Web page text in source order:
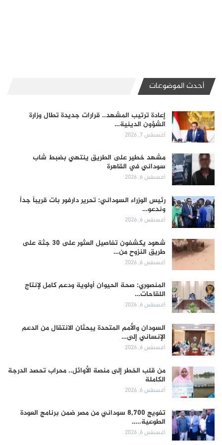
أحدث الموضوعات
إعادة ترتيب المشهد.. قرارات جديدة تطال وزارة
الشؤون الدينية…
أغسطس 7, 2026
مشهد خطير على الطريق ينتهي بضبط شاب
سوداني في القاهرة
أغسطس 6, 2026
رئيس الوزراء السوداني: تحرير دارفور بات قريباً جداً
وندعو…
أغسطس 6, 2026
شهود يكشفون تفاصيل العثور على 30 جثة على
طريق النزوح من…
أغسطس 6, 2026
المنصوري: صحة الحيوان أولوية ودعم كامل لإنتاج
اللقاحات…
أغسطس 6, 2026
السودان والأمم المتحدة يبحثان الانتقال من الدعم
الإنساني إلى…
أغسطس 6, 2026
من قلب الخطر إلى منصة الأوائل.. محراب تحصد الدرجة
الكاملة
أغسطس 6, 2026
تفويج 8,700 سوداني من مصر ضمن برنامج العودة
الطوعية..…
أغسطس 6, 2026